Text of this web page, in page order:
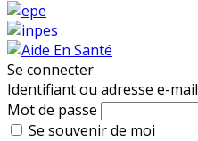
Se connecter
Identifiant ou adresse e-mail
Mot de passe
Se souvenir de moi